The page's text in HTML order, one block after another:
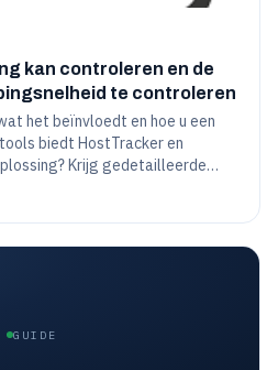
kan controleren en de
te controleren
het beïnvloedt en hoe u een
biedt HostTracker en
Krijg gedetailleerde
van IP ping tet of server ping
GUIDE